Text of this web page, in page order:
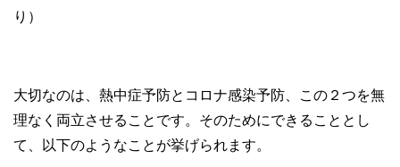
り）
大切なのは、熱中症予防とコロナ感染予防、この２つを無
理なく両立させることです。そのためにできることとし
て、以下のようなことが挙げられます。